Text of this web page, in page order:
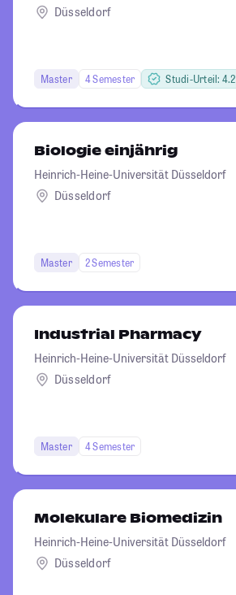
Düsseldorf
Master 4 Semester Studi-Urteil: 4.2
Biologie einjährig
Heinrich-Heine-Universität Düsseldorf
Düsseldorf
Master 2 Semester
Industrial Pharmacy
Heinrich-Heine-Universität Düsseldorf
Düsseldorf
Master 4 Semester
Molekulare Biomedizin
Heinrich-Heine-Universität Düsseldorf
Düsseldorf